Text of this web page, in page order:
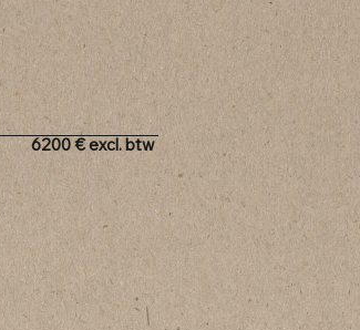
6200€excl. btw